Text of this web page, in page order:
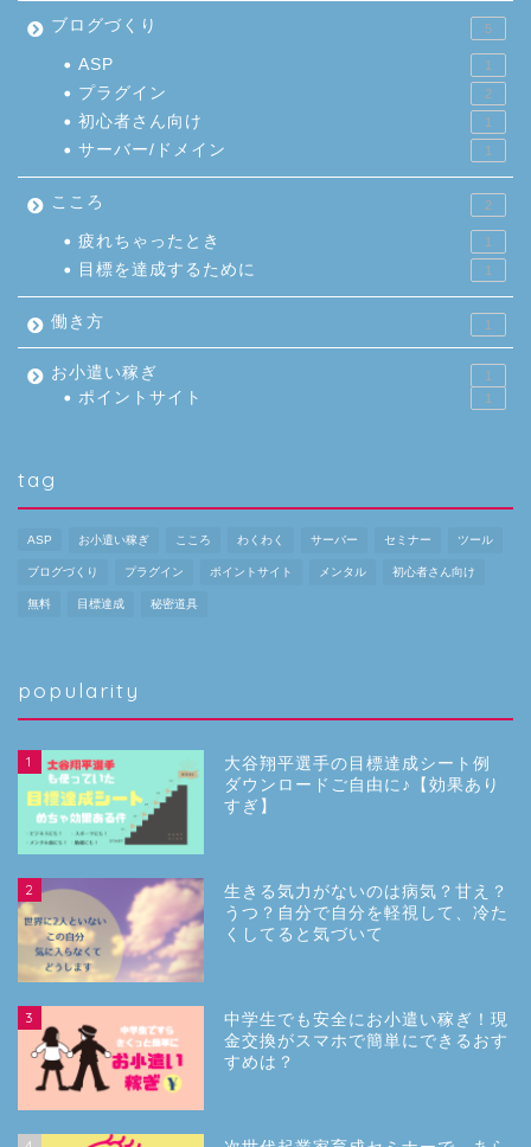
ブログづくり 5
ASP 1
プラグイン 2
初心者さん向け 1
サーバー/ドメイン 1
こころ 2
疲れちゃったとき 1
目標を達成するために 1
働き方 1
お小遣い稼ぎ 1
ポイントサイト 1
tag
ASP お小遣い稼ぎ こころ わくわく サーバー セミナー ツール
ブログづくり プラグイン ポイントサイト メンタル 初心者さん向け
無料 目標達成 秘密道具
popularity
1
大谷翔平選手の目標達成シート例
ダウンロードご自由に♪【効果あり
すぎ】
2
生きる気力がないのは病気？甘え？
うつ？自分で自分を軽視して、冷た
くしてると気づいて
3
中学生でも安全にお小遣い稼ぎ！現
金交換がスマホで簡単にできるおす
すめは？